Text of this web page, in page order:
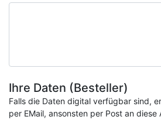
Ihre Daten (Besteller)
Falls die Daten digital verfügbar sind,
per EMail, ansonsten per Post an diese